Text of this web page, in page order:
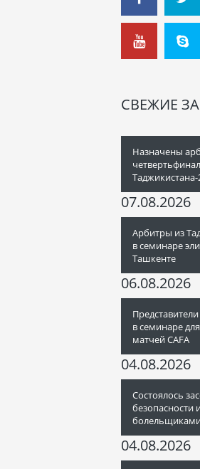
СВЕЖИЕ
Назначены
Таджикистана-
07.08.2026
Арбитры из
в семинаре
Ташкенте
06.08.2026
в семинаре
матчей CAFA
04.08.2026
Состоялось
безопасности
04.08.2026